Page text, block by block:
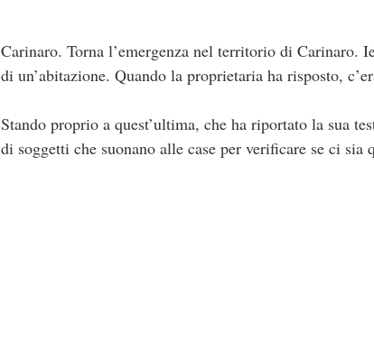
Carinaro. Torna l’emergenza nel territorio di
di un’abitazione. Quando la proprietaria ha risposto,
Stando proprio a quest’ultima, che ha riportato la sua
di soggetti che suonano alle case per verificare se ci